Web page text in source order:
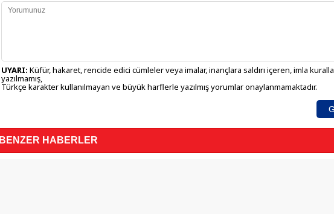
UYARI: Küfür, hakaret, rencide edici cümleler veya imalar, inançlara saldırı içeren, imla
yazılmamış,
Türkçe karakter kullanılmayan ve büyük harflerle yazılmış yorumlar onaylanmamaktadır.
BENZER HABERLER